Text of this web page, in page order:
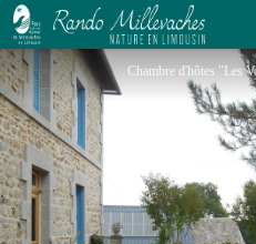
Chambre d'hôtes "Les Volets Gris"
Chambre d'hôtes "Les